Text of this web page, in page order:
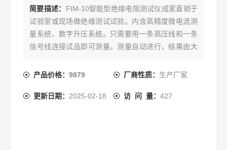
简要描述： FIM-10智能型绝缘电阻测试仪成家直销于
试验室或现场做绝缘测试试验。内含高精度微电流测
量系统、数字升压系统。只需要用一条高压线和一条
信号线连接试品即可测量。测量自动进行，结果由大
产品价格：9879 厂商性质： 生产厂家
更新日期： 2025-02-18 访 问 量： 427